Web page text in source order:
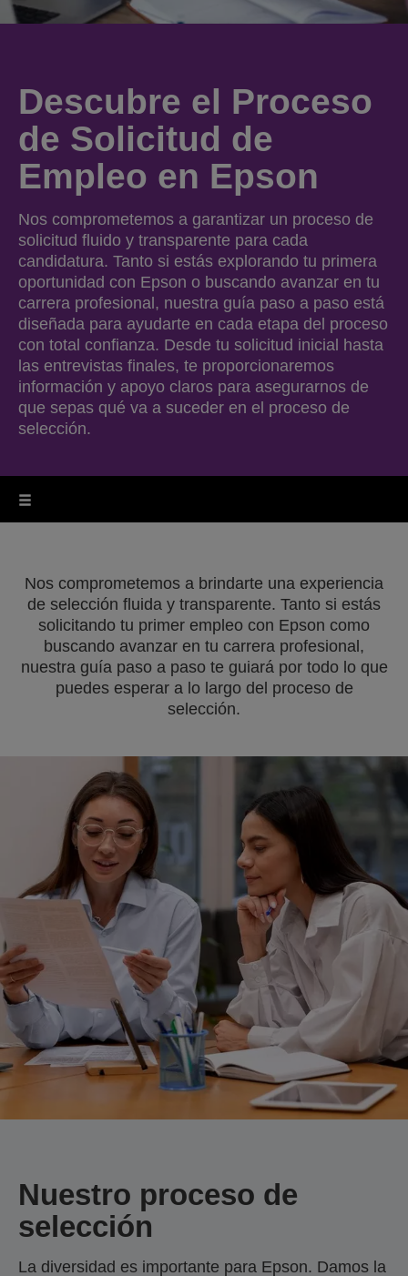
Descubre el Proceso
de Solicitud de
Empleo en Epson
Nos comprometemos a garantizar un proceso de
solicitud fluido y transparente para cada
candidatura. Tanto si estás explorando tu primera
oportunidad con Epson o buscando avanzar en tu
carrera profesional, nuestra guía paso a paso está
diseñada para ayudarte en cada etapa del proceso
con total confianza. Desde tu solicitud inicial hasta
las entrevistas finales, te proporcionaremos
información y apoyo claros para asegurarnos de
que sepas qué va a suceder en el proceso de
selección.
Nos comprometemos a brindarte una experiencia
de selección fluida y transparente. Tanto si estás
solicitando tu primer empleo con Epson como
buscando avanzar en tu carrera profesional,
nuestra guía paso a paso te guiará por todo lo que
puedes esperar a lo largo del proceso de
selección.
Nuestro proceso de
selección
La diversidad es importante para Epson. Damos la